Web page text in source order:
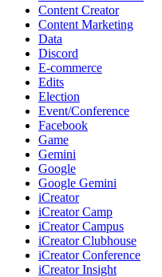
Content Creator
Content Marketing
Data
Discord
E-commerce
Edits
Election
Event/Conference
Facebook
Game
Gemini
Google
Google Gemini
iCreator
iCreator Camp
iCreator Campus
iCreator Clubhouse
iCreator Conference
iCreator Insight